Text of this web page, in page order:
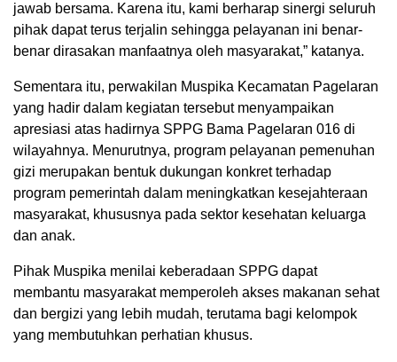
jawab bersama. Karena itu, kami berharap sinergi seluruh
pihak dapat terus terjalin sehingga pelayanan ini benar-
benar dirasakan manfaatnya oleh masyarakat,” katanya.
Sementara itu, perwakilan Muspika Kecamatan Pagelaran
yang hadir dalam kegiatan tersebut menyampaikan
apresiasi atas hadirnya SPPG Bama Pagelaran 016 di
wilayahnya. Menurutnya, program pelayanan pemenuhan
gizi merupakan bentuk dukungan konkret terhadap
program pemerintah dalam meningkatkan kesejahteraan
masyarakat, khususnya pada sektor kesehatan keluarga
dan anak.
Pihak Muspika menilai keberadaan SPPG dapat
membantu masyarakat memperoleh akses makanan sehat
dan bergizi yang lebih mudah, terutama bagi kelompok
yang membutuhkan perhatian khusus.